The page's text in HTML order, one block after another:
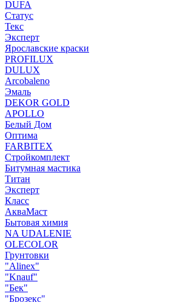
DUFA
Статус
Текс
Эксперт
Ярославские краски
PROFILUX
DULUX
Arcobaleno
Эмаль
DEKOR GOLD
APOLLO
Белый Дом
Оптима
FARBITEX
Стройкомплект
Битумная мастика
Титан
Эксперт
Класс
АкваМаст
Бытовая химия
NA UDALENIE
OLECOLOR
Грунтовки
"Alinex"
"Knauf"
"Бек"
"Брозекс"